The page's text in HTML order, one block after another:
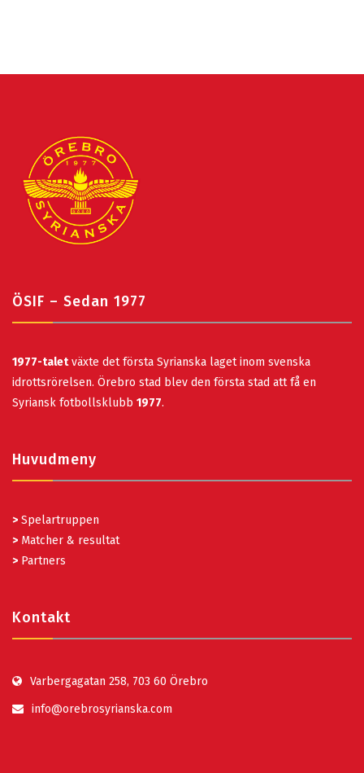
ÖSIF – Sedan 1977
1977-taletväxte det första Syrianska laget inom svenska
idrottsrörelsen. Örebro stad blev den första stad att få en
Syriansk fotbollsklubb 1977.
Huvudmeny
> Spelartruppen
> Matcher & resultat
> Partners
Kontakt
Varbergagatan 258, 703 60 Örebro
info@orebrosyrianska.com